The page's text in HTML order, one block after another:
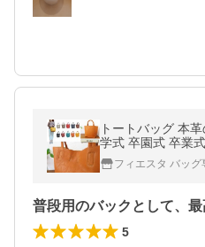
トートバッグ 本
学式 卒園式 卒業
ミニフィエスタ バッグ
5